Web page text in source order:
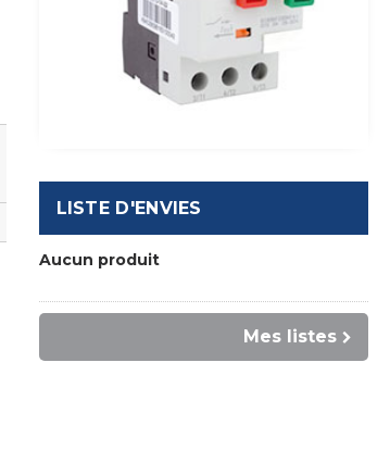
LISTE D'ENVIES
Aucun produit
Mes listes